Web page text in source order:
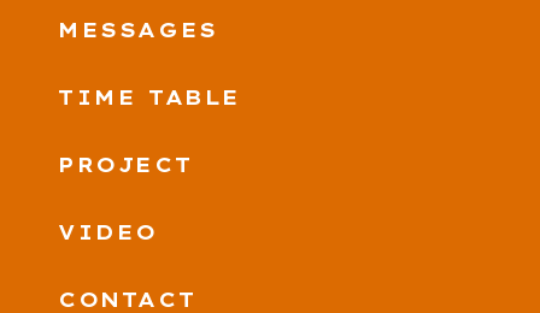
MESSAGES
TIME TABLE
PROJECT
VIDEO
CONTACT